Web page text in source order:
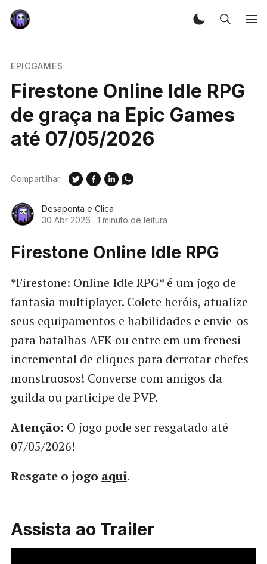
EPICGAMES
Firestone Online Idle RPG
de graça na Epic Games
até 07/05/2026
Desaponta e Clica
30 Abr 2026 · 1 minuto de leitura
Compartilhar:
Firestone Online Idle RPG
*Firestone: Online Idle RPG* é um jogo de
fantasia multiplayer. Colete heróis, atualize
seus equipamentos e habilidades e envie-os
para batalhas AFK ou entre em um frenesi
incremental de cliques para derrotar chefes
monstruosos! Converse com amigos da
guilda ou participe de PVP.
Atenção: O jogo pode ser resgatado até
07/05/2026!
Resgate o jogo aqui.
Assista ao Trailer